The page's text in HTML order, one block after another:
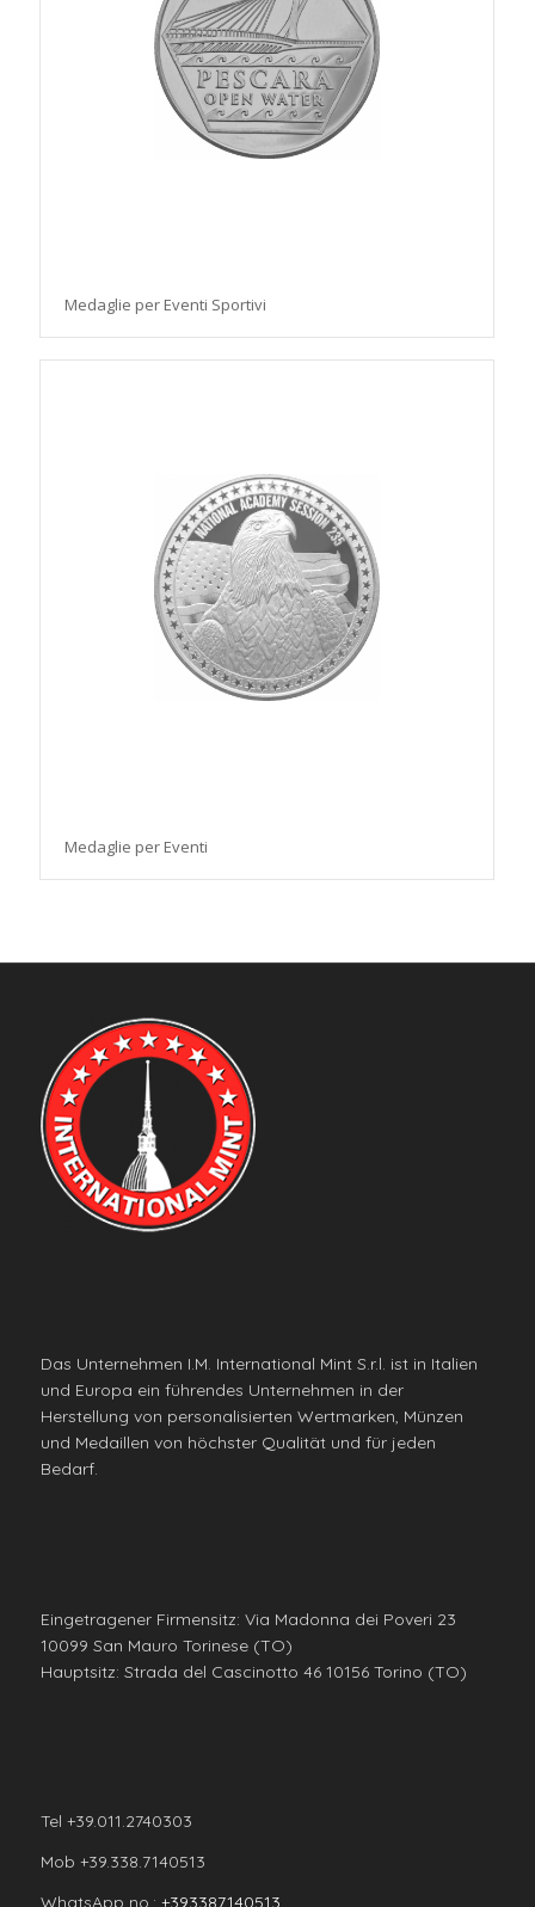
Medaglie per Eventi Sportivi
Medaglie per Eventi
Das Unternehmen I.M. International Mint S.r.l. ist in Italien
und Europa ein führendes Unternehmen in der
Herstellung von personalisierten Wertmarken, Münzen
und Medaillen von höchster Qualität und für jeden
Bedarf.
Eingetragener Firmensitz: Via Madonna dei Poveri 23
10099 San Mauro Torinese (TO)
Hauptsitz: Strada del Cascinotto 46 10156 Torino (TO)
Tel +39.011.2740303
Mob +39.338.7140513
WhatsApp no.: +393387140513